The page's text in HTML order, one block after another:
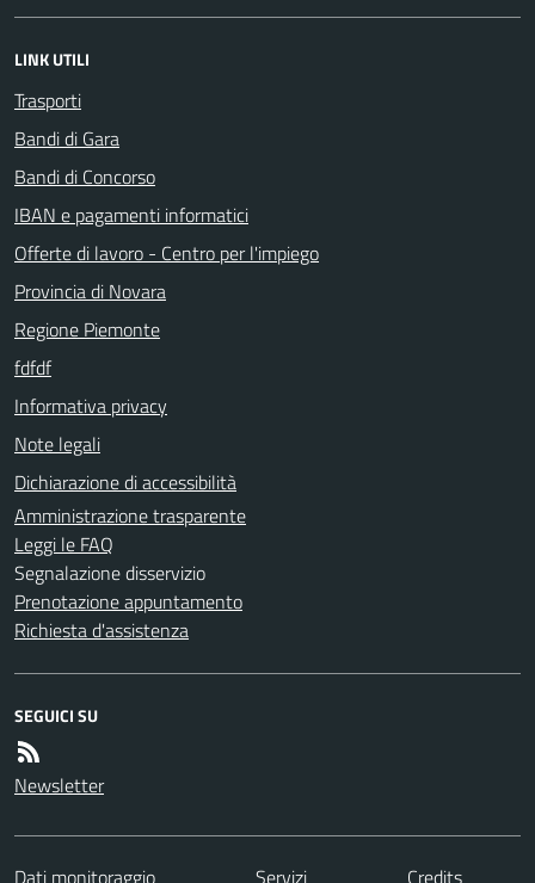
LINK UTILI
Trasporti
Bandi di Gara
Bandi di Concorso
IBAN e pagamenti informatici
Offerte di lavoro - Centro per l'impiego
Provincia di Novara
Regione Piemonte
fdfdf
Informativa privacy
Note legali
Dichiarazione di accessibilità
Amministrazione trasparente
Leggi le FAQ
Segnalazione disservizio
Prenotazione appuntamento
Richiesta d'assistenza
SEGUICI SU
Newsletter
Dati monitoraggio Servizi Credits